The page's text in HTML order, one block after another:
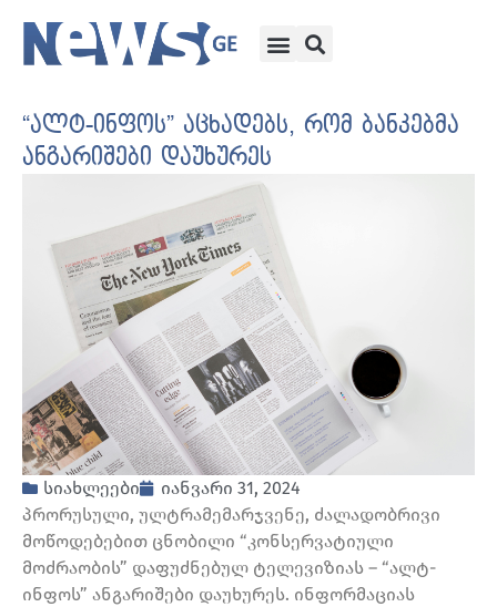
“ალტ-ინფოს” აცხადებს, რომ ბანკებმა
ანგარიშები დაუხურეს
სიახლეები
იანვარი 31, 2024
პრორუსული, ულტრამემარჯვენე, ძალადობრივი
მოწოდებებით ცნობილი “კონსერვატიული
მოძრაობის” დაფუძნებულ ტელევიზიას – “ალტ-
ინფოს” ანგარიშები დაუხურეს. ინფორმაციას